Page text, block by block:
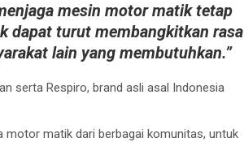
mesin motor matik tetap
dapat turut membangkitkan rasa
lain yang membutuhkan.”
serta Respiro, brand asli asal Indonesia
motor matik dari berbagai komunitas, untuk